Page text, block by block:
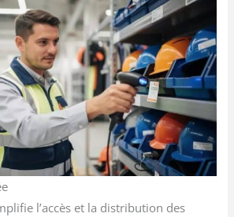
l’accès et la distribution des